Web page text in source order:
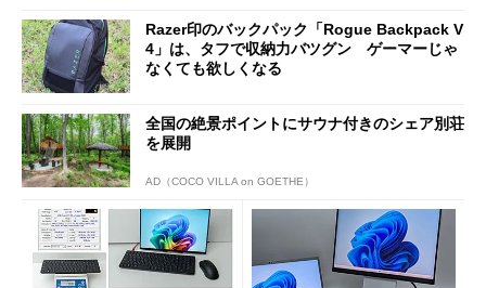
Razer印のバックパック「Rogue Backpack V
4」は、タフで収納力バツグン ゲーマーじゃ
なくても欲しくなる
全国の絶景ポイントにサウナ付きのシェア別荘
を展開
AD（COCO VILLA on GOETHE）